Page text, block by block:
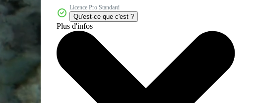
Licence Pro Standard
Qu'est-ce que c'est ?
Plus d'infos